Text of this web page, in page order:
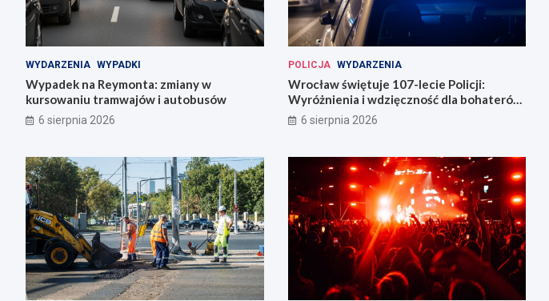
WYDARZENIA WYPADKI
Wypadek na Reymonta: zmiany w
kursowaniu tramwajów i autobusów
6 sierpnia 2026
POLICJA WYDARZENIA
Wrocław świętuje 107-lecie Policji:
Wyróżnienia i wdzięczność dla bohaterów
codzienności
6 sierpnia 2026